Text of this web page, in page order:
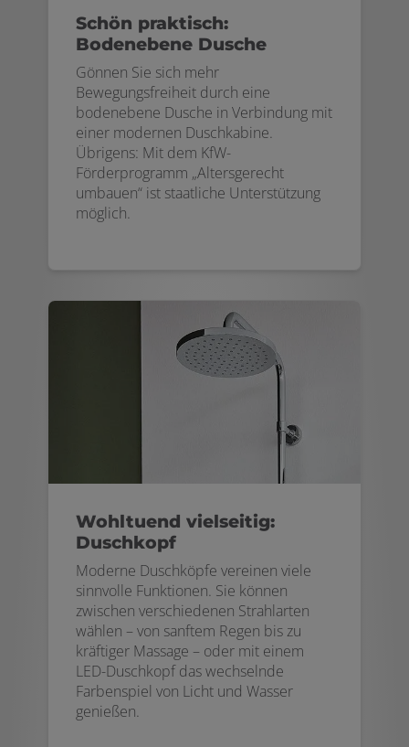
Schön praktisch:
Bodenebene Dusche
Gönnen Sie sich mehr
Bewegungsfreiheit durch eine
bodenebene Dusche in Verbindung mit
einer modernen Duschkabine.
Übrigens: Mit dem KfW-
Förderprogramm „Altersgerecht
umbauen“ ist staatliche Unterstützung
möglich.
Wohltuend vielseitig:
Duschkopf
Moderne Duschköpfe vereinen viele
sinnvolle Funktionen. Sie können
zwischen verschiedenen Strahlarten
wählen – von sanftem Regen bis zu
kräftiger Massage – oder mit einem
LED-Duschkopf das wechselnde
Farbenspiel von Licht und Wasser
genießen.